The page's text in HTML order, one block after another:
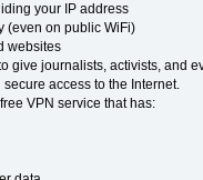
your IP address
(even on public WiFi)
websites
give journalists, activists, and
access to the Internet.
VPN service that has: